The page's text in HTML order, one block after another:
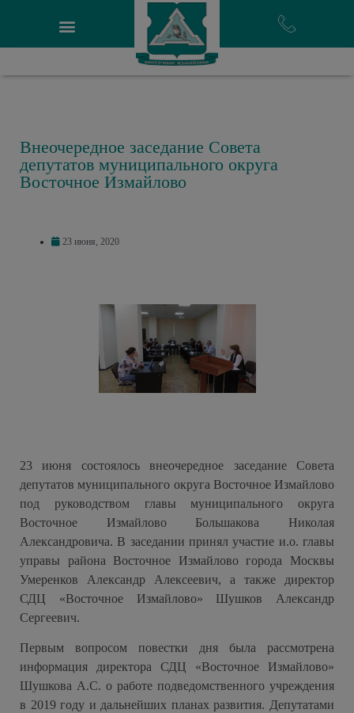
Внеочередное заседание Совета
депутатов муниципального округа
Восточное Измайлово
23 июня, 2020
23 июня состоялось внеочередное заседание Совета
депутатов муниципального округа Восточное Измайлово
под руководством главы муниципального округа
Восточное Измайлово Большакова Николая
Александровича. В заседании принял участие и.о. главы
управы района Восточное Измайлово города Москвы
Умеренков Александр Алексеевич, а также директор
СДЦ «Восточное Измайлово» Шушков Александр
Сергеевич.
Первым вопросом повестки дня была рассмотрена
информация директора СДЦ «Восточное Измайлово»
Шушкова А.С. о работе подведомственного учреждения
в 2019 году и дальнейших планах развития. Депутатами